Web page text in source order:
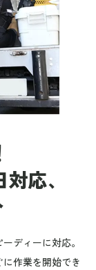
応、
ディーに対応。
作業を開始でき